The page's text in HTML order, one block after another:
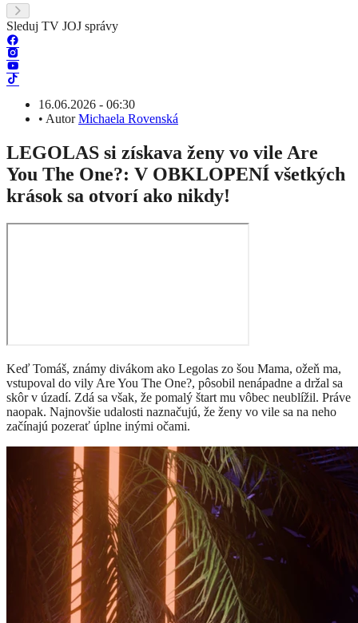
Sleduj TV JOJ správy
16.06.2026 - 06:30
• AutorMichaela Rovenská
LEGOLAS si získava ženy vo vile Are
You The One?: V OBKLOPENÍ všetkých
krások sa otvorí ako nikdy!
Keď Tomáš, známy divákom ako Legolas zo šou Mama, ožeň ma,
vstupoval do vily Are You The One?, pôsobil nenápadne a držal sa
skôr v úzadí. Zdá sa však, že pomalý štart mu vôbec neublížil. Práve
naopak. Najnovšie udalosti naznačujú, že ženy vo vile sa na neho
začínajú pozerať úplne inými očami.